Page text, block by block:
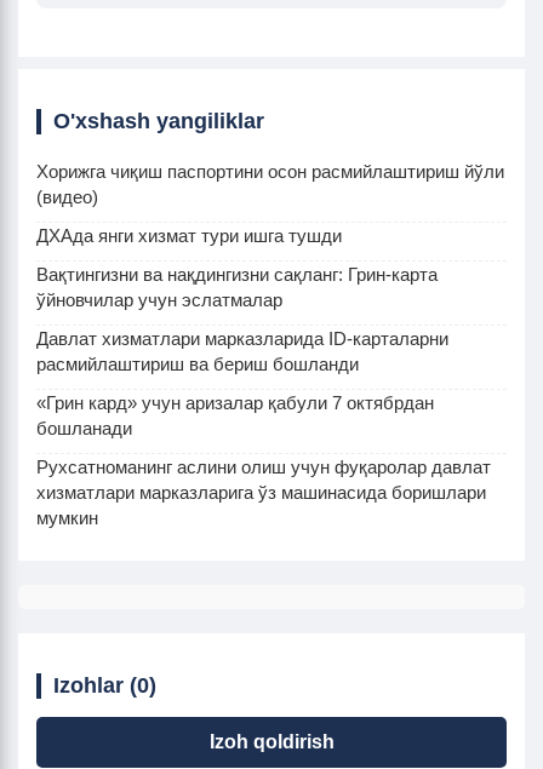
O'xshash yangiliklar
Хорижга чиқиш паспортини осон расмийлаштириш йўли
(видео)
ДХАда янги хизмат тури ишга тушди
Вақтингизни ва нақдингизни сақланг: Грин-карта
ўйновчилар учун эслатмалар
Давлат хизматлари марказларида ID-карталарни
расмийлаштириш ва бериш бошланди
«Грин кард» учун аризалар қабули 7 октябрдан
бошланади
Рухсатноманинг аслини олиш учун фуқаролар давлат
хизматлари марказларига ўз машинасида боришлари
мумкин
Izohlar (0)
Izoh qoldirish